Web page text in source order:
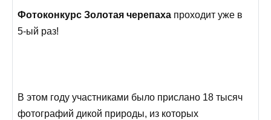
Фотоконкурс Золотая черепаха проходит уже в
5-ый раз!
В этом году участниками было прислано 18 тысяч
фотографий дикой природы, из которых